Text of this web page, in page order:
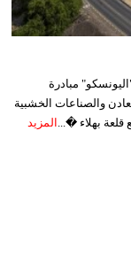
مبادرة
والصناعات الخشبية
بهلاء �... المزيد